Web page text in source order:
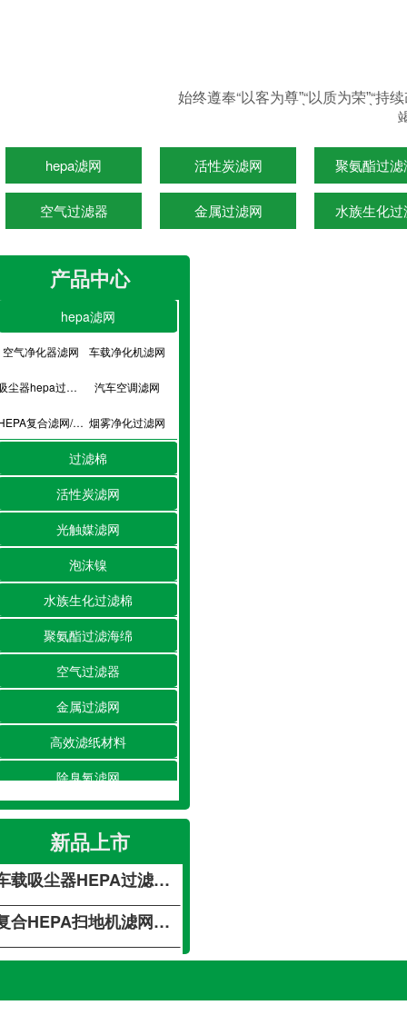
始终遵奉“以客为尊”̖“以质为荣”̖“
hepa滤网 活性炭滤网 聚氨酯过滤
空气过滤器 金属过滤网 水族生化过
光触媒滤网 水族生化过滤棉
产品中心
hepa滤网
空气净化器滤网 车载净化机滤网
尘器hepa过滤网 汽车空调滤网
复合滤网/hepa滤芯 烟雾净化过滤网
过滤棉
活性炭滤网
光触媒滤网
泡沫镍
水族生化过滤棉
聚氨酯过滤海绵
空气过滤器
金属过滤网
高效滤纸材料
除臭氧滤网
除湿/加湿滤网
空调滤网
净化工程
新品上市
吸尘器HEPA过滤网不锈钢吸尘器海帕过滤网 空气净化器过滤网
HEPA扫地机滤网空气净化车载活性炭滤芯滤网
吸尘器HEPA过滤网不锈钢吸尘器海帕过滤网 空气净化器过滤网
HEPA扫地机滤网空气净化车载活性炭滤芯滤网
吸尘器HEPA过滤网不锈钢吸尘器海帕过滤网 空气净化器过滤网
HEPA扫地机滤网空气净化车载活性炭滤芯滤网